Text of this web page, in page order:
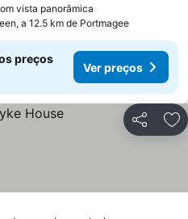
vista panorâmica
a 12.5 km de Portmagee
preços
Ver preços
Partilhar